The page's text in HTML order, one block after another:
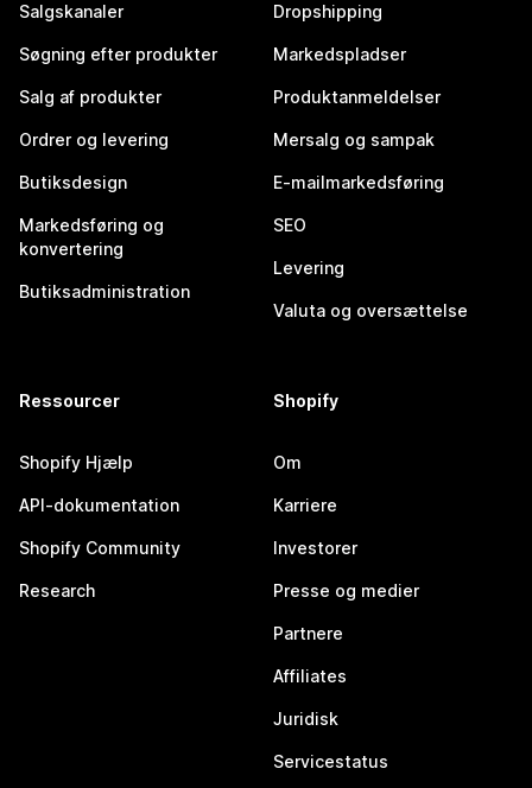
Salgskanaler
Søgning efter produkter
Salg af produkter
Ordrer og levering
Butiksdesign
Markedsføring og
konvertering
Butiksadministration
Dropshipping
Markedspladser
Produktanmeldelser
Mersalg og sampak
E-mailmarkedsføring
SEO
Levering
Valuta og oversættelse
Ressourcer
Shopify Hjælp
API-dokumentation
Shopify Community
Research
Shopify
Om
Karriere
Investorer
Presse og medier
Partnere
Affiliates
Juridisk
Servicestatus